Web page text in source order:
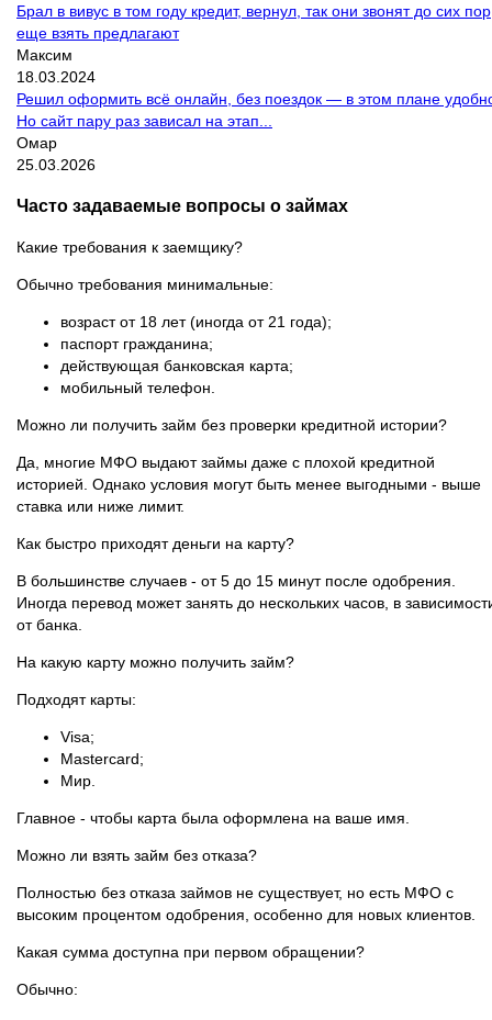
Брал в вивус в том году кредит, вернул, так они звонят до сих пор
еще взять предлагают
Максим
18.03.2024
Решил оформить всё онлайн, без поездок — в этом плане
Но сайт пару раз зависал на этап...
Омар
25.03.2026
Часто задаваемые вопросы о займах
Какие требования к заемщику?
Обычно требования минимальные:
возраст от 18 лет (иногда от 21 года);
паспорт гражданина;
действующая банковская карта;
мобильный телефон.
Можно ли получить займ без проверки кредитной истории?
Да, многие МФО выдают займы даже с плохой кредитной
историей. Однако условия могут быть менее выгодными - выше
ставка или ниже лимит.
Как быстро приходят деньги на карту?
В большинстве случаев - от 5 до 15 минут после одобрения.
Иногда перевод может занять до нескольких часов, в
от банка.
На какую карту можно получить займ?
Подходят карты:
Visa;
Mastercard;
Мир.
Главное - чтобы карта была оформлена на ваше имя.
Можно ли взять займ без отказа?
Полностью без отказа займов не существует, но есть МФО с
высоким процентом одобрения, особенно для новых клиентов.
Какая сумма доступна при первом обращении?
Обычно: